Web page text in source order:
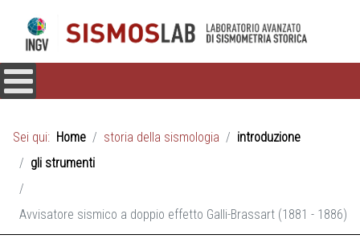
Sei qui: Home storia della sismologia
introduzione
gli strumenti
Avvisatore sismico a doppio effetto Galli-Brassart (1881 - 1886)